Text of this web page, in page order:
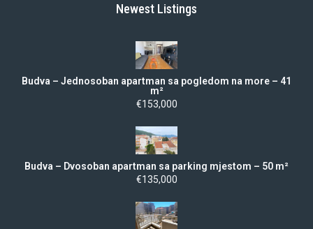
Newest Listings
Budva – Jednosoban apartman sa pogledom na more – 41
m²
€153,000
Budva – Dvosoban apartman sa parking mjestom – 50 m²
€135,000